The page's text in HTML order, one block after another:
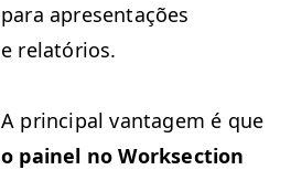
para apre­sen­tações
e relatórios.
A prin­ci­pal van­tagem é que
o painel no Work­sec­tion